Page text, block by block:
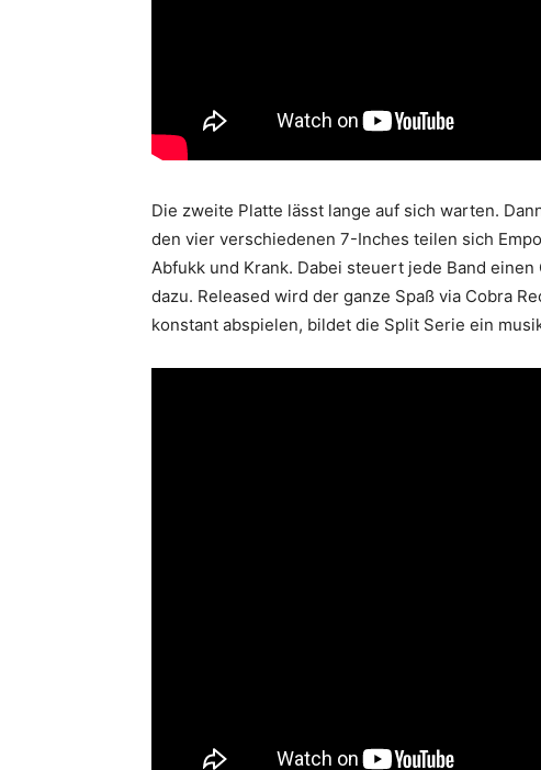
Die zweite Platte lässt lange auf sich warten.
den vier verschiedenen 7-Inches teilen sich
Abfukk und Krank. Dabei steuert jede Band
dazu. Released wird der ganze Spaß via Cobra
konstant abspielen, bildet die Split Serie ein